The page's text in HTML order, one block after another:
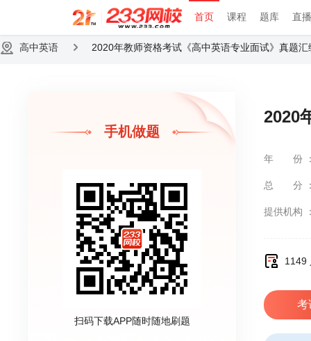
首页 课程 题库 直
高中英语 2020年教师资格考试《高中英语专业面试》真题汇
手机做题
扫码下载APP随时随地刷题
2020
年份
总分
提供机构
1149
考